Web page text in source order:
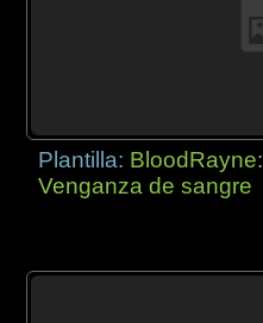
Plantilla: BloodRayne:
Venganza de sangre